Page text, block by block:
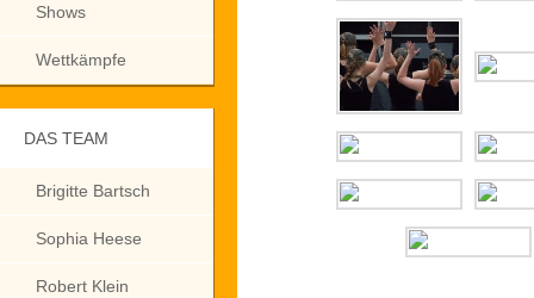
Shows
Wettkämpfe
DAS TEAM
Brigitte Bartsch
Sophia Heese
Robert Klein